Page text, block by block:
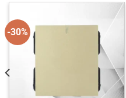
-30%